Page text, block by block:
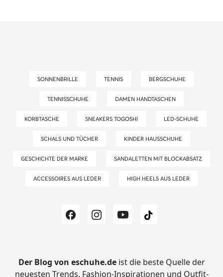
SONNENBRILLE TENNIS BERGSCHUHE
TENNISSCHUHE DAMEN HANDTASCHEN
KORBTASCHE SNEAKERS TOGOSHI LED-SCHUHE
SCHALS UND TÜCHER KINDER HAUSSCHUHE
GESCHICHTE DER MARKE SANDALETTEN MIT BLOCKABSATZ
ACCESSOIRES AUS LEDER HIGH HEELS AUS LEDER
Der Blog von eschuhe.deist die beste Quelle der
neuesten Trends, Fashion-Inspirationen und Outfit-